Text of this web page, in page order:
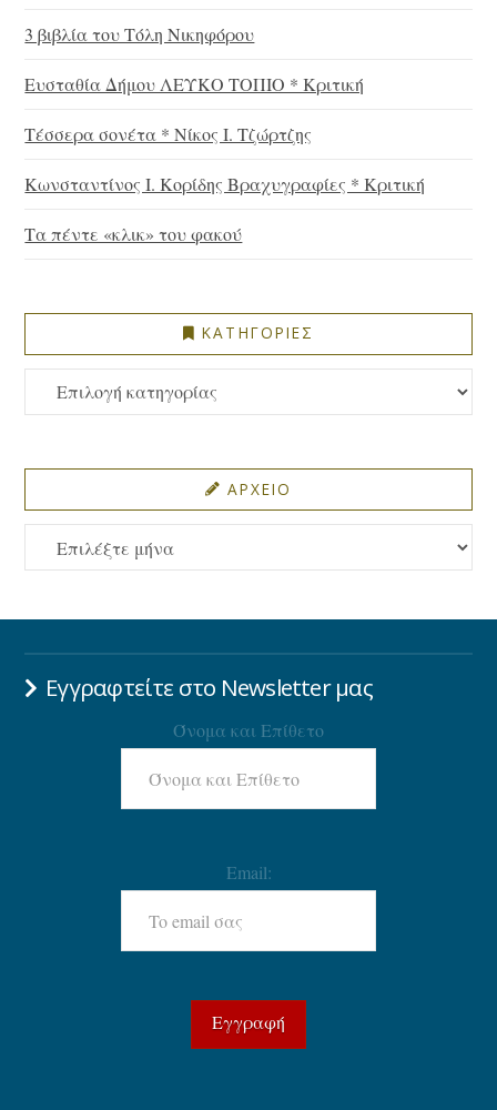
3 βιβλία του Τόλη Νικηφόρου
Ευσταθία Δήμου ΛΕΥΚΟ ΤΟΠΙΟ * Κριτική
Τέσσερα σονέτα * Νίκος Ι. Τζώρτζης
Κωνσταντίνος Ι. Κορίδης Βραχυγραφίες * Κριτική
Τα πέντε «κλικ» του φακού
ΚΑΤΗΓΟΡΙΕΣ
ΚΑΤΗΓΟΡΙΕΣ
ΑΡΧΕΙΟ
ΑΡΧΕΙΟ
Εγγραφτείτε στο Newsletter μας
Όνομα και Επίθετο
Email: